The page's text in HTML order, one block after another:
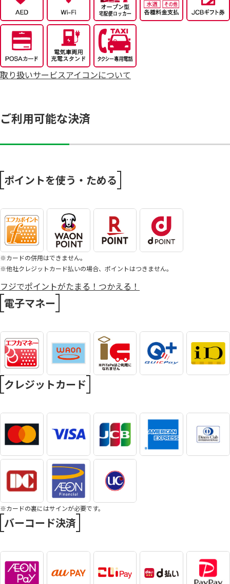
7/25～全力プライス8月号
取り扱いサービスアイコンについて
ご利用可能な決済
ポイントを使う・ためる
※カードの併用はできません。
※他社クレジットカード払いの場合、ポイントはつきません。
フジでポイントがたまる！つかえる！
電子マネー
クレジットカード
※カードの裏にはサインが必要です。
バーコード決済